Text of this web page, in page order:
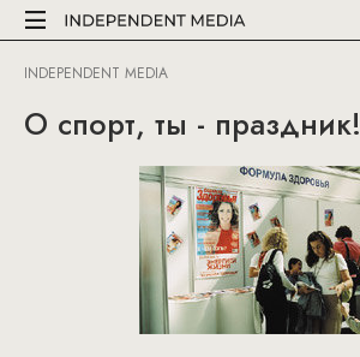
INDEPENDENT MEDIA
О спорт, ты - праздник!